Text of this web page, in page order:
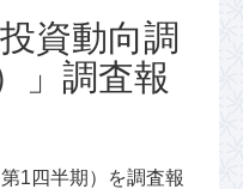
資動向調
」調査報
1四半期）を調査報